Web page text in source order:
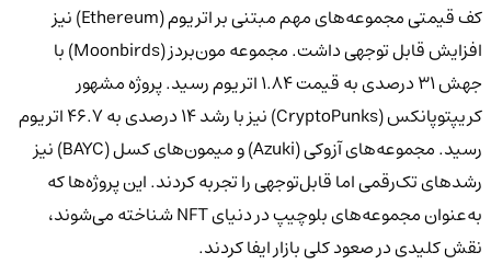
کف قیمتی مجموعه‌های مهم مبتنی بر اتریوم (Ethereum) نیز
افزایش قابل توجهی داشت. مجموعه مون‌بردز (Moonbirds) با
جهش ۳۱ درصدی به قیمت ۱.۸۴ اتریوم رسید. پروژه مشهور
کریپتوپانکس (CryptoPunks) نیز با رشد ۱۴ درصدی به ۴۶.۷ اتریوم
رسید. مجموعه‌های آزوکی (Azuki) و میمون‌های کسل (BAYC) نیز
رشد‌های تک‌رقمی اما قابل‌توجهی را تجربه کردند. این پروژه‌ها که
به‌عنوان مجموعه‌های بلوچیپ در دنیای NFT شناخته می‌شوند،
نقش کلیدی در صعود کلی بازار ایفا کردند.